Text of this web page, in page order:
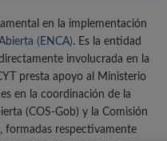
en la implementación
(ENCA). Es la entidad
involucrada en la
presta apoyo al Ministerio
en la coordinación de la
(COS-Gob) y la Comisión
formadas respectivamente